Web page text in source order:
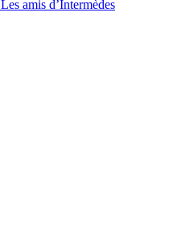
Les amis d’Intermèdes